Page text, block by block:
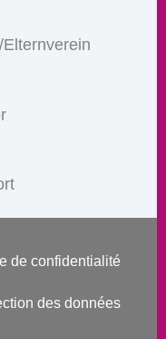
de confidentialité
des données